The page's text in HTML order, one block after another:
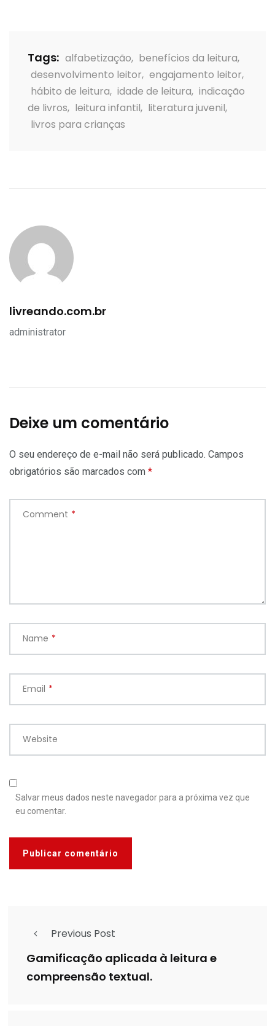
Tags: alfabetização, benefícios da leitura,
desenvolvimento leitor, engajamento leitor,
hábito de leitura, idade de leitura, indicação
de livros, leitura infantil, literatura juvenil,
livros para crianças
livreando.com.br
administrator
Deixe um comentário
O seu endereço de e-mail não será publicado. Campos
obrigatórios são marcados com *
Comment *
Name *
Email *
Website
Salvar meus dados neste navegador para a próxima vez que
eu comentar.
Previous Post
Gamificação aplicada à leitura e
compreensão textual.